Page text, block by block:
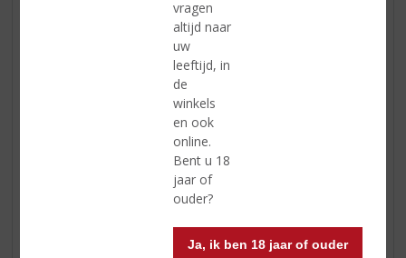
vragen
altijd naar
uw
leeftijd, in
de
winkels
en ook
online.
Bent u 18
jaar of
ouder?
Ja, ik ben 18 jaar of ouder